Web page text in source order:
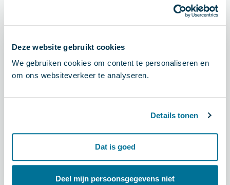
Deze website gebruikt cookies
We gebruiken cookies om content te personaliseren en
om ons websiteverkeer te analyseren.
Details tonen
Dat is goed
Deel mijn persoonsgegevens niet
van
Tegelijkertijd
ook
voor
en
mobiliteitsaanbieders